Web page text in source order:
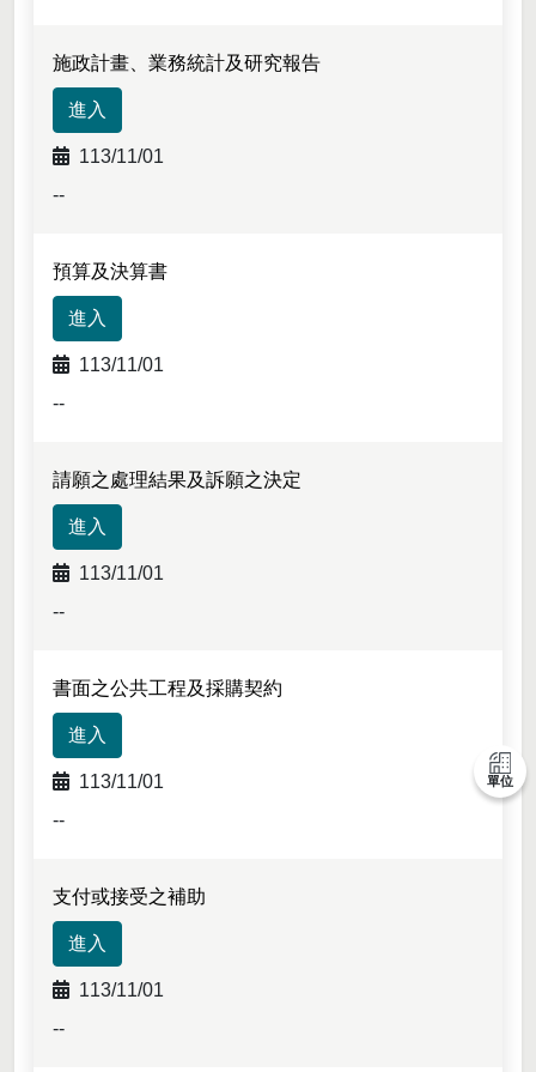
單位
施政計畫、業務統計及研究報告
進入
113/11/01
--
預算及決算書
進入
113/11/01
--
請願之處理結果及訴願之決定
進入
113/11/01
--
書面之公共工程及採購契約
進入
113/11/01
--
支付或接受之補助
進入
113/11/01
--